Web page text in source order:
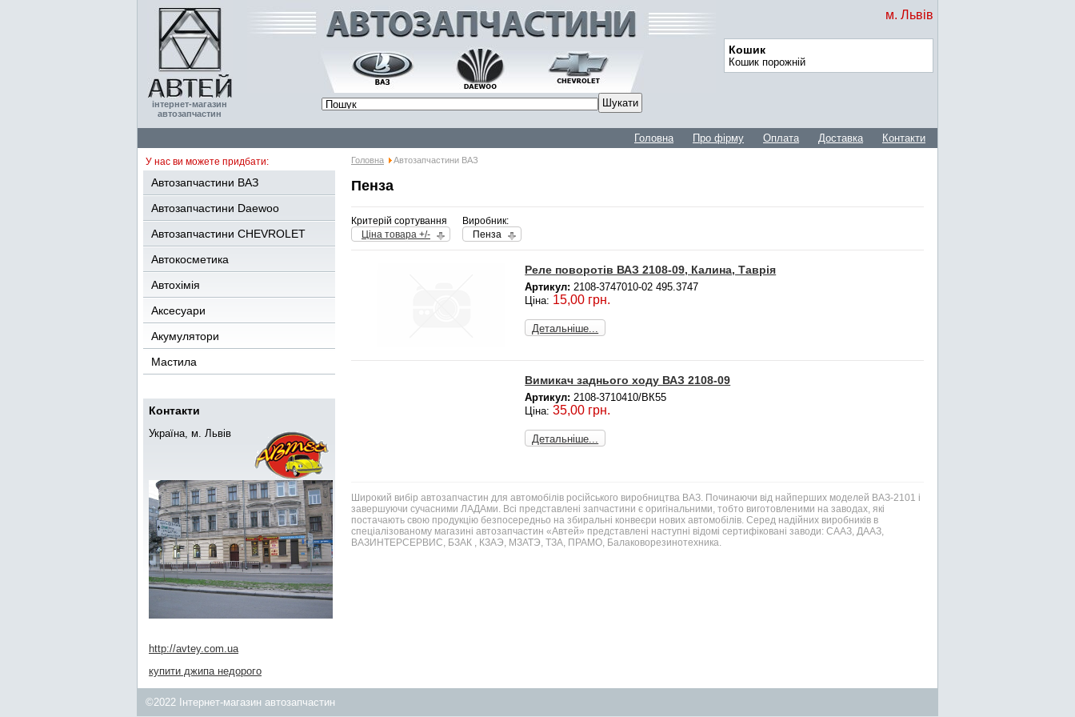
інтернет-магазин
автозапчастин
м. Львів
Кошик
Кошик порожній
Головна Про фірму Оплата Доставка Контакти
У нас ви можете придбати:
Автозапчастини ВАЗ
Автозапчастини Daewoo
Автозапчастини CHEVROLET
Автокосметика
Автохімія
Аксесуари
Акумулятори
Мастила
Контакти
Україна, м. Львів
http://avtey.com.ua
купити джипа недорого
Головна Автозапчастини ВАЗ
Пенза
Критерій сортування
Ціна товара +/-
Виробник:
Пенза
Реле поворотів ВАЗ 2108-09, Калина, Таврія
Артикул: 2108-3747010-02 495.3747
Ціна: 15,00 грн.
Детальніше...
Вимикач заднього ходу ВАЗ 2108-09
Артикул: 2108-3710410/ВК55
Ціна:35,00 грн.
Детальніше...
Широкий вибір автозапчастин для автомобілів російського виробництва ВАЗ. Починаючи від найперших моделей ВАЗ-2101 і
завершуючи сучасними ЛАДАми. Всі представлені запчастини є оригінальними, тобто виготовленими на заводах, які
постачають свою продукцію безпосередньо на збиральні конвеєри нових автомобілів. Серед надійних виробників в
спеціалізованому магазині автозапчастин «Автей» представлені наступні відомі сертифіковані заводи: СААЗ, ДААЗ,
ВАЗИНТЕРСЕРВИС, БЗАК , КЗАЭ, МЗАТЭ, ТЗА, ПРАМО, Балаковорезинотехника.
©2022 Інтернет-магазин автозапчастин